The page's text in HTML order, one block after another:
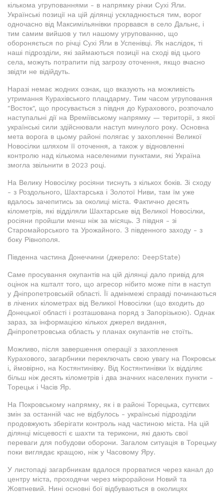
кількома угрупованнями - в напрямку річки Сухі Яли.
Українські позиції на цій ділянці ускладнюється тим, ворог
одночасно від Максимільянівки прорвався в село Дальнє, і
тим самим вийшов у тил нашому угрупованню, що
обороняється по річці Сухі Яли в Успенівці. Як наслідок, ті
наші підрозділи, які займаються позиції на сході від цього
села, можуть потрапити під загрозу оточення, якщо вчасно
звідти не відійдуть.
Наразі немає жодних ознак, що вказують на можливість
утримання Курахівського плацдарму. Тим часом угруповання
"Восток", що просувається з півдня до Курахового, розпочало
наступальні дії на Времіївському напрямку — території, з якої
українські сили здійснювали наступ минулого року. Основна
мета ворога в цьому районі полягає у захопленні Великої
Новосілки шляхом її оточення, а також у відновленні
контролю над кількома населеними пунктами, які Україна
змогла звільнити в 2023 році.
На Велику Новосілку росіяни тиснуть з кількох боків. Зі сходу
- з Роздольного, Шахтарська і Золотої Ниви, там їм уже
вдалось зачепитись за околиці міста. Фактично десять
кілометрів, які відділяли Шахтарське від Великої Новосілки,
росіяни пройшли менш ніж за місяць. З півдня - зі
Старомайорського та Урожайного. З південного заходу - з
боку Рівнополя.
Південна частина Донеччини (джерело: DeepState)
Саме просування окупантів на цій ділянці дало привід для
оцінок на кшталт того, що агресор нібито може піти в наступ
у Дніпропетровській області. Її адмінмежі справді починаються
в лічених кілометрах від Великої Новосілки (що входить до
Донецької області і розташована поряд з Запорізькою). Однак
зараз, за інформацією кількох джерел видання,
Дніпропетровська область у планах окупантів не стоїть.
Можливо, після завершення операції з захоплення
Курахового, загарбники переключать свою увагу на Покровськ
і, ймовірно, на Костянтинівку. Від Костянтинівки їх відділяє
більш ніж десять кілометрів і два значних населених пункти -
Торецьк і Часів Яр.
На Покровському напрямку, як і в районі Торецька, суттєвих
змін за останній час не відбулось - українські підрозділи
продовжують зберігати контроль над частиною міста. На цій
ділянці місцевості є шахти та терикони, які дають свої
переваги для побудови оборони. Загалом ситуація в Торецьку
поки виглядає кращою, ніж у Часовому Яру.
У листопаді загарбникам вдалося прорватися через канал до
центру міста, проходячи через мікрорайони Новий та
Жовтневий. Нині основні бої відбуваються в околицях